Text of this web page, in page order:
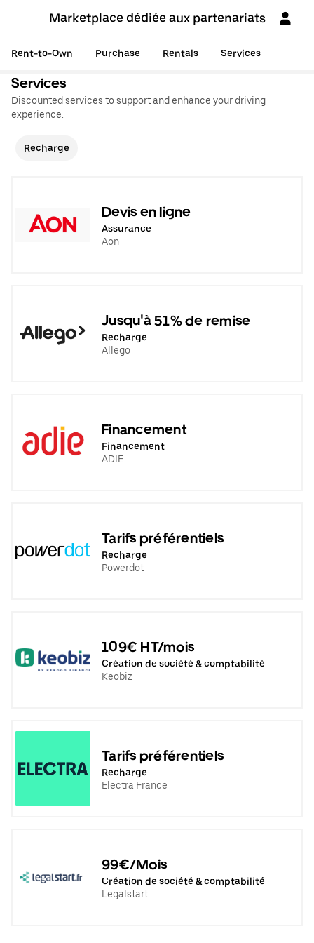
Marketplace dédiée aux partenariats
Rent-to-Own Purchase Rentals Services
Services
Discounted services to support and enhance your driving
experience.
Recharge
Devis en ligne
Assurance
Aon
Jusqu'à 51% de remise
Recharge
Allego
Financement
Financement
ADIE
Tarifs préférentiels
Recharge
Powerdot
109€ HT/mois
Création de société & comptabilité
Keobiz
Tarifs préférentiels
Recharge
Electra France
99€/Mois
Création de société & comptabilité
Legalstart